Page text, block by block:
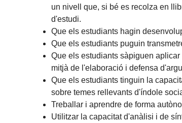
un nivell que, si bé es recolza en
d'estudi.
Que els estudiants hagin
Que els estudiants puguin
Que els estudiants sàpiguen
mitjà de l'elaboració i defensa
Que els estudiants tinguin la
sobre temes rellevants d'índole
Treballar i aprendre de forma
Utilitzar la capacitat d'anàlisi i de